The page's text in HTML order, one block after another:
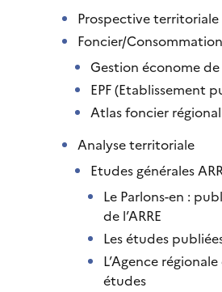
Prospective territoriale
Foncier/
Gestion économe de
EPF (Etablissement
Atlas foncier régional
Analyse territoriale
Etudes générales
Le Parlons-en :
de l’ARRE
Les études
L’Agence
études